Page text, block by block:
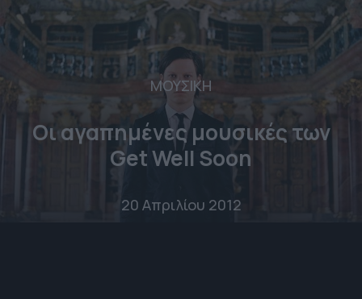
ΜΟΥΣΙΚΗ
Οι αγαπημένες μουσικές των
Get Well Soon
20 Απριλίου 2012